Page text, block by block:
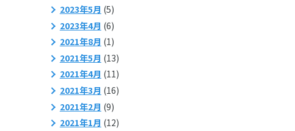
2023年5月 (5)
2023年4月 (6)
2021年8月 (1)
2021年5月 (13)
2021年4月 (11)
2021年3月 (16)
2021年2月 (9)
2021年1月 (12)